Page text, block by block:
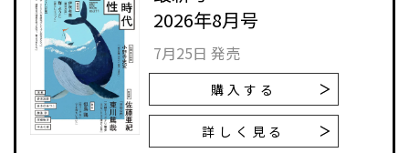
2026年8月号
7月25日 発売
購入する
詳しく見る